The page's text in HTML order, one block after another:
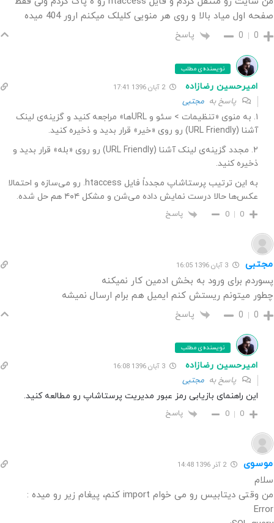
صفحه اول میاد بالا و روی هر منویی کلیلک میکنم ارور 404 میده
0
0 پاسخ
نویسنده‌ی مطلب
امیرحسین رضازاده 2 آبان 1396 17:41
پاسخ به مجتبی
۱. به منوی «تنظیمات > سئو و URLها» مراجعه کنید و گزینه‌ی لینک
آشنا (URL Friendly) رو روی «خیر» قرار بدید و ذخیره کنید.
۲. مجدد گزینه‌ی لینک آشنا (URL Friendly) رو روی «بله» قرار بدید و
ذخیره کنید.
به این ترتیب پرستاشاپ مجدداً فایل htaccess. رو می‌سازه و احتمالا
عکس‌ها حالا درست نمایش داده می‌شن و مشکل ۴۰۴ هم حل شده.
0
0 پاسخ
مجتبی 3 آبان 1396 16:05
پسوردم برای ورود به بخش ادمین کار نمیکنه
چطور میتونم ریستش کنم ایمیل هم برام ارسال نمیشه
0
0 پاسخ
نویسنده‌ی مطلب
امیرحسین رضازاده 3 آبان 1396 16:08
پاسخ به مجتبی
این راهنمای بازیابی رمز عبور مدیریت پرستاشاپ رو مطالعه کنید.
0
0 پاسخ
موسوی 2 آذر 1396 14:48
سلام
من وقتی دیتابیس رو می خوام import کنم، پیغام زیر رو میده :
Error